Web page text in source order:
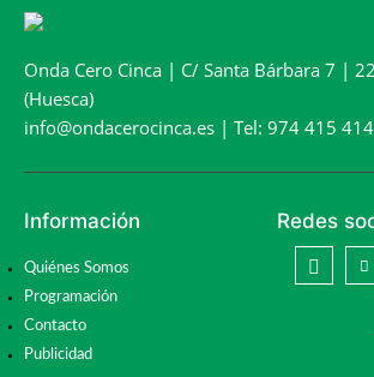
Onda Cero Cinca | C/ Santa Bárbara 7 |
(Huesca)
info@ondacerocinca.es | Tel: 974 415 414
Información
Quiénes Somos
Programación
Contacto
Publicidad
Redes